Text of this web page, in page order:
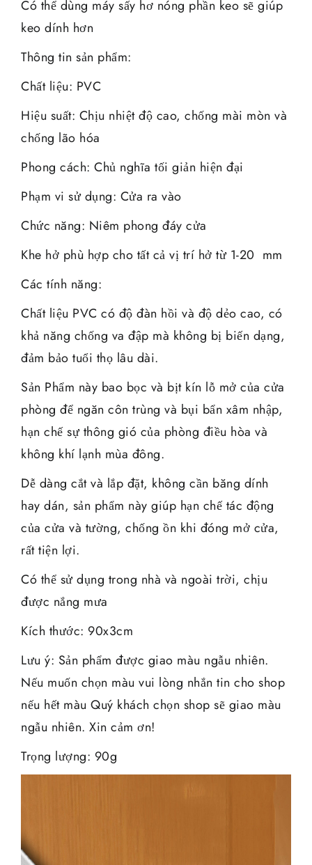
Có thể dùng máy sấy hơ nóng phần keo sẽ giúp
keo dính hơn
Thông tin sản phẩm:
Chất liệu: PVC
Hiệu suất: Chịu nhiệt độ cao, chống mài mòn và
chống lão hóa
Phong cách: Chủ nghĩa tối giản hiện đại
Phạm vi sử dụng: Cửa ra vào
Chức năng: Niêm phong đáy cửa
Khe hở phù hợp cho tất cả vị trí hở từ 1-20 mm
Các tính năng:
Chất liệu PVC có độ đàn hồi và độ dẻo cao, có
khả năng chống va đập mà không bị biến dạng,
đảm bảo tuổi thọ lâu dài.
Sản Phẩm này bao bọc và bịt kín lỗ mở của cửa
phòng để ngăn côn trùng và bụi bẩn xâm nhập,
hạn chế sự thông gió của phòng điều hòa và
không khí lạnh mùa đông.
Dễ dàng cắt và lắp đặt, không cần băng dính
hay dán, sản phẩm này giúp hạn chế tác động
của cửa và tường, chống ồn khi đóng mở cửa,
rất tiện lợi.
Có thể sử dụng trong nhà và ngoài trời, chịu
được nắng mưa
Kích thước: 90x3cm
Lưu ý: Sản phẩm được giao màu ngẫu nhiên.
Nếu muốn chọn màu vui lòng nhắn tin cho shop
nếu hết màu Quý khách chọn shop sẽ giao màu
ngẫu nhiên. Xin cảm ơn!
Trọng lượng: 90g